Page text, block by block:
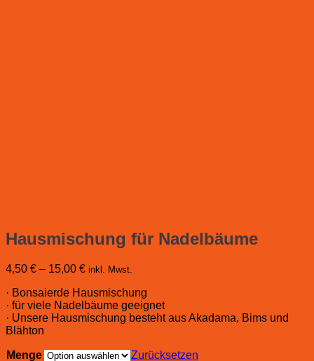
Hausmischung für Nadelbäume
4,50 € – 15,00 € inkl. Mwst.
· Bonsaierde Hausmischung
· für viele Nadelbäume geeignet
· Unsere Hausmischung besteht aus Akadama, Bims und
Blähton
Menge
Zurücksetzen